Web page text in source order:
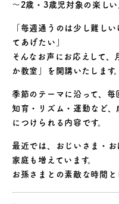
〜2歳・3歳児対象の楽し
「毎週通うのは少し難し
てあげたい」
そんなお声にお応えして
か教室」を開講いたします。
季節のテーマに沿って、毎
知育・リズム・運動など
につけられる内容です。
最近では、おじいさま・
家庭も増えています。
お孫さまとの素敵な時間と